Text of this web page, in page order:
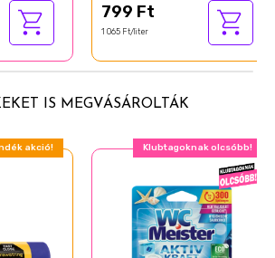
799 Ft
1 065 Ft/liter
IS MEGVÁSÁROLTÁK
akció! Klubtagoknak olcsóbb!